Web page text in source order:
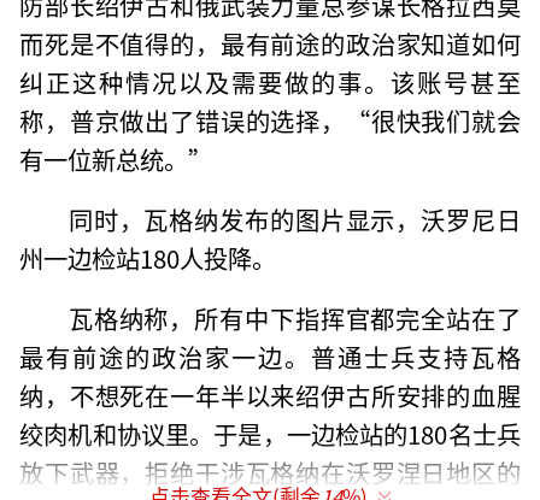
而死是不值得的，最有前途的政治家知道如何
纠正这种情况以及需要做的事。该账号甚至
称，普京做出了错误的选择，“很快我们就会
有一位新总统。”
同时，瓦格纳发布的图片显示，沃罗尼日
州一边检站180人投降。
瓦格纳称，所有中下指挥官都完全站在了
最有前途的政治家一边。普通士兵支持瓦格
纳，不想死在一年半以来绍伊古所安排的血腥
绞肉机和协议里。于是，一边检站的180名士兵
放下武器，拒绝干涉瓦格纳在沃罗涅日地区的